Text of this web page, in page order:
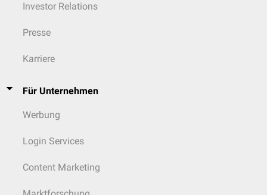
Investor Relations
Presse
Karriere
Für Unternehmen
Werbung
Login Services
Content Marketing